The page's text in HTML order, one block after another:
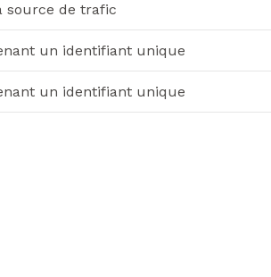
source de trafic
un identifiant unique
un identifiant unique